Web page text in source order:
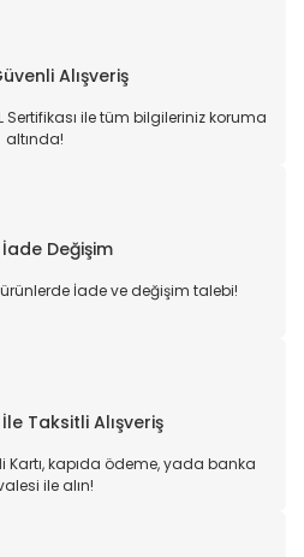
Alışveriş
Sertifikası ile tüm bilgileriniz koruma
altında!
Değişim
İade ve değişim talebi!
Taksitli Alışveriş
Kartı, kapıda ödeme, yada banka
ile alın!